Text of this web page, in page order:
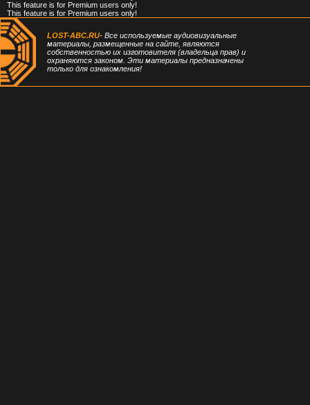
This feature is for Premium users only!
This feature is for Premium users only!
LOST-ABC.RU- Все используемые аудиовизуальные
материалы, размещенные на сайте, являются
собственностью их изготовителя (владельца прав) и
охраняются законом. Эти материалы предназначены
только для ознакомления!